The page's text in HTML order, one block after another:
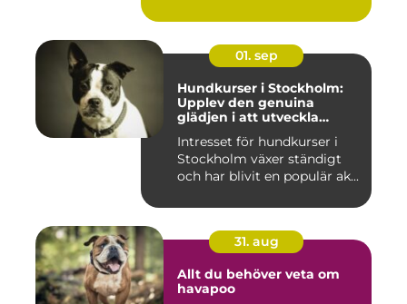
01. sep
Hundkurser i Stockholm:
Upplev den genuina
glädjen i att utveckla
kommunikation med din
hund
Intresset för hundkurser i
Stockholm växer ständigt
och har blivit en populär ak...
31. aug
Allt du behöver veta om
havapoo